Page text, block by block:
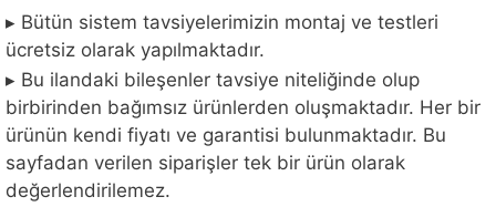
▸ Bütün sistem tavsiyelerimizin montaj ve testleri
ücretsiz olarak yapılmaktadır.
▸ Bu ilandaki bileşenler tavsiye niteliğinde olup
birbirinden bağımsız ürünlerden oluşmaktadır. Her bir
ürünün kendi fiyatı ve garantisi bulunmaktadır. Bu
sayfadan verilen siparişler tek bir ürün olarak
değerlendirilemez.